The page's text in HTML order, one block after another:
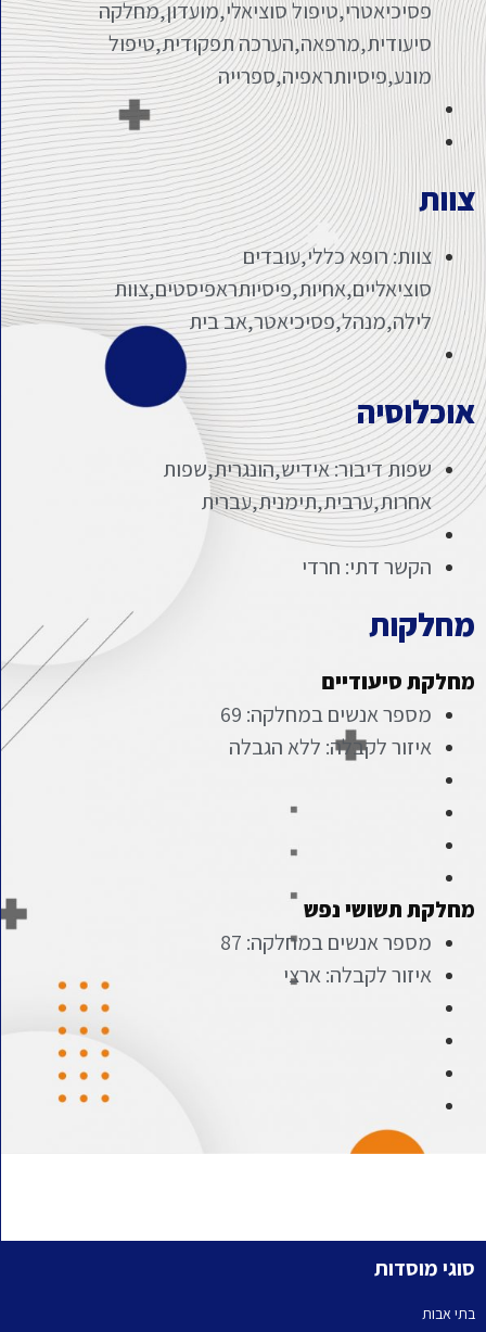
פסיכיאטרי,טיפול סוציאלי,מועדון,מחלקה
סיעודית,מרפאה,הערכה תפקודית,טיפול
מונע,פיסיותראפיה,ספרייה
צוות
צוות: רופא כללי,עובדים
סוציאליים,אחיות,פיסיותראפיסטים,צוות
לילה,מנהל,פסיכיאטר,אב בית
אוכלוסיה
שפות דיבור: אידיש,הונגרית,שפות
אחרות,ערבית,תימנית,עברית
הקשר דתי: חרדי
מחלקות
מחלקת סיעודיים
מספר אנשים במחלקה: 69
איזור לקבלה: ללא הגבלה
מחלקת תשושי נפש
מספר אנשים במחלקה: 87
איזור לקבלה: ארצי
סוגי מוסדות
בתי אבות